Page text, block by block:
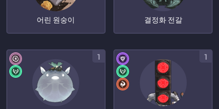
어린 원숭이 결정화 전갈
1 1